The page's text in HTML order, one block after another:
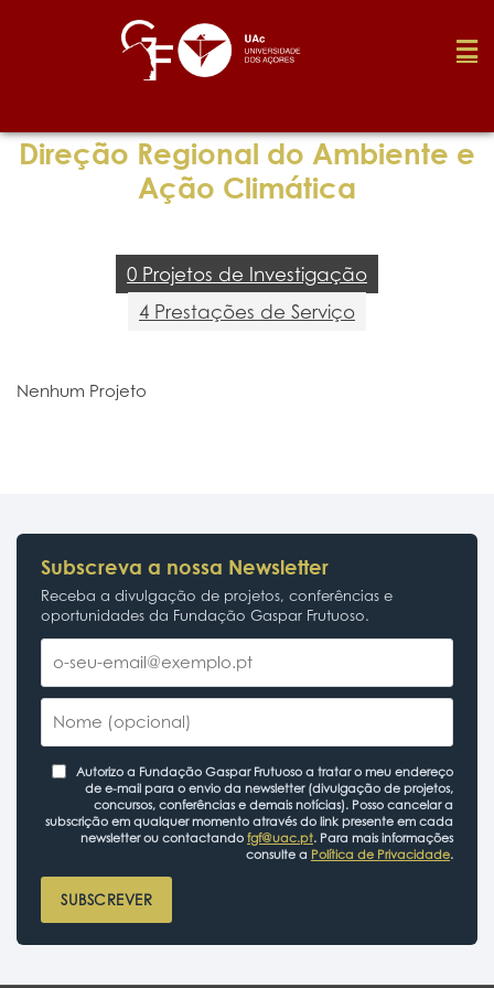
Fundação
Direção Regional do Ambiente e
Ação Climática
0 Projetos de Investigação
4 Prestações de Serviço
Nenhum Projeto
Subscreva a nossa Newsletter
Receba a divulgação de projetos, conferências e
oportunidades da Fundação Gaspar Frutuoso.
Autorizo a Fundação Gaspar Frutuoso a tratar o meu endereço
de e-mail para o envio da newsletter (divulgação de projetos,
concursos, conferências e demais notícias). Posso cancelar a
subscrição em qualquer momento através do link presente em cada
newsletter ou contactando fgf@uac.pt. Para mais informações
consulte a Política de Privacidade.
SUBSCREVER